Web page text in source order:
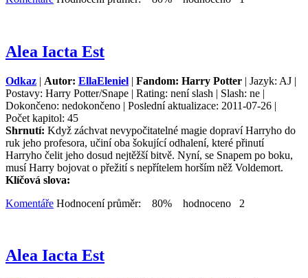
Alea Iacta Est
Odkaz | Autor: EllaEleniel | Fandom: Harry Potter | Jazyk: AJ |
Postavy: Harry Potter/Snape | Rating: není slash | Slash: ne |
Dokončeno: nedokončeno | Poslední aktualizace: 2011-07-26 |
Počet kapitol: 45
Shrnutí: Když záchvat nevypočitatelné magie dopraví Harryho do
ruk jeho profesora, učiní oba šokující odhalení, které přinutí
Harryho čelit jeho dosud nejtěžší bitvě. Nyní, se Snapem po boku,
musí Harry bojovat o přežití s nepřítelem horším něž Voldemort.
Klíčová slova:
Komentáře Hodnocení průměr: 80% hodnoceno 2
Alea Iacta Est